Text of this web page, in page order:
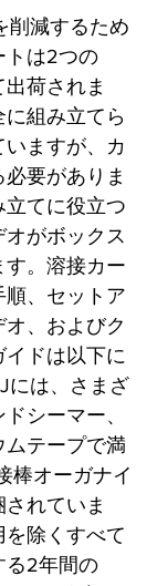
削減するため
トは2つの
荷されま
組み立てら
ますが、カ
要がありま
てに役立つ
がボックス
す。溶接カー
順、セットア
、およびク
イドは以下に
には、さまざ
シーマー、
ムテープで満
棒オーガナイ
れていま
除くすべて
る2年間の